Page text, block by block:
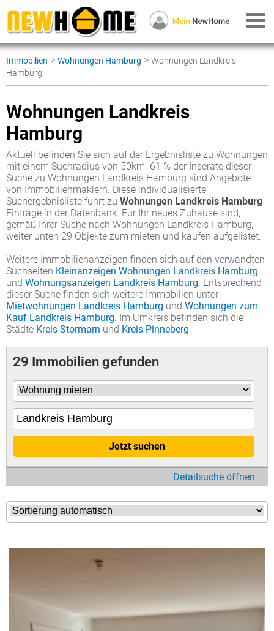
Immobilien > Wohnungen Hamburg > Wohnungen Landkreis
Hamburg
Wohnungen Landkreis
Hamburg
Aktuell befinden Sie sich auf der Ergebnisliste zu Wohnungen
mit einem Suchradius von 50km. 61 % der Inserate dieser
Suche zu Wohnungen Landkreis Hamburg sind Angebote
von Immobilienmaklern. Diese individualisierte
Suchergebnisliste führt zu Wohnungen Landkreis Hamburg
Einträge in der Datenbank. Für Ihr neues Zuhause sind,
gemäß Ihrer Suche nach Wohnungen Landkreis Hamburg,
weiter unten 29 Objekte zum mieten und kaufen aufgelistet.
Weitere Immobilienanzeigen finden sich auf den verwandten
Suchseiten Kleinanzeigen Wohnungen Landkreis Hamburg
und Wohnungsanzeigen Landkreis Hamburg. Entsprechend
dieser Suche finden sich weitere Immobilien unter
Mietwohnungen Landkreis Hamburg und Wohnungen zum
Kauf Landkreis Hamburg. Im Umkreis befinden sich die
Städte Kreis Stormarn und Kreis Pinneberg.
29 Immobilien gefunden
Jetzt suchen
Detailsuche öffnen